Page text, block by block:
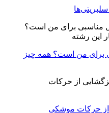
برای من است؟ همه چیز
از حرکات موشکی